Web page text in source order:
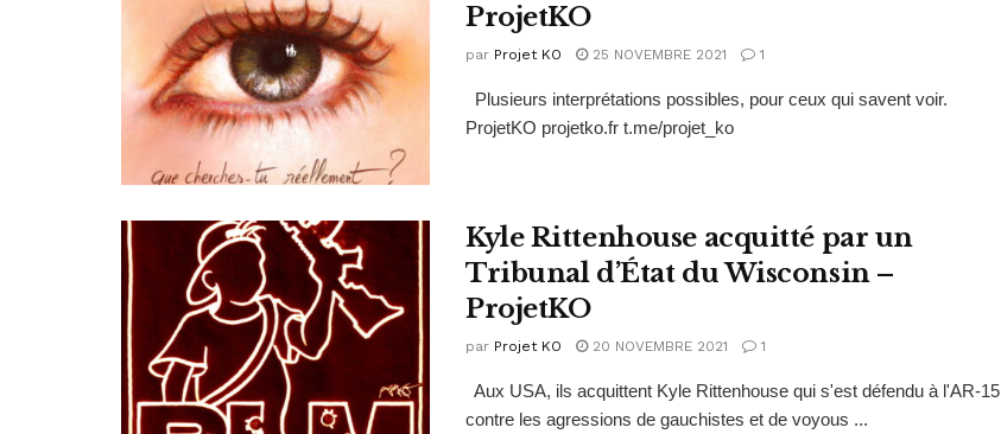
ProjetKO
par Projet KO 25 NOVEMBRE 2021 1
Plusieurs interprétations possibles, pour ceux qui savent voir.
ProjetKO projetko.fr t.me/projet_ko
Kyle Rittenhouse acquitté par un
Tribunal d’État du Wisconsin –
ProjetKO
par Projet KO 20 NOVEMBRE 2021 1
Aux USA, ils acquittent Kyle Rittenhouse qui s'est défendu à l'AR-15
contre les agressions de gauchistes et de voyous ...